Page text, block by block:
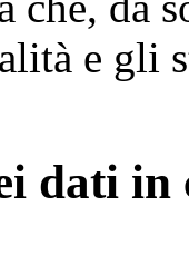
e gli
dati